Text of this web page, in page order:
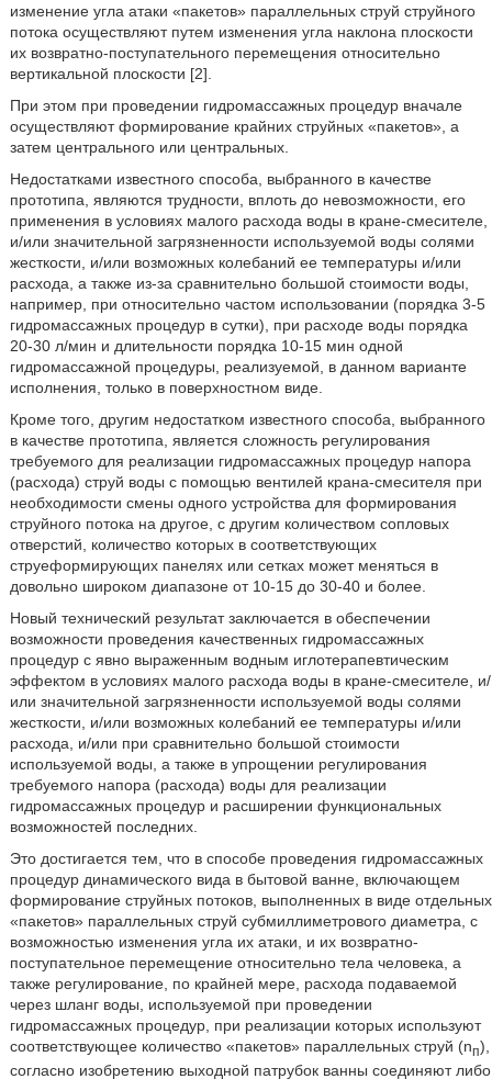
изменение угла атаки «пакетов» параллельных струй струйного
потока осуществляют путем изменения угла наклона плоскости
их возвратно-поступательного перемещения относительно
вертикальной плоскости [2].
При этом при проведении гидромассажных процедур вначале
осуществляют формирование крайних струйных «пакетов», а
затем центрального или центральных.
Недостатками известного способа, выбранного в качестве
прототипа, являются трудности, вплоть до невозможности, его
применения в условиях малого расхода воды в кране-смесителе,
и/или значительной загрязненности используемой воды солями
жесткости, и/или возможных колебаний ее температуры и/или
расхода, а также из-за сравнительно большой стоимости воды,
например, при относительно частом использовании (порядка 3-5
гидромассажных процедур в сутки), при расходе воды порядка
20-30 л/мин и длительности порядка 10-15 мин одной
гидромассажной процедуры, реализуемой, в данном варианте
исполнения, только в поверхностном виде.
Кроме того, другим недостатком известного способа, выбранного
в качестве прототипа, является сложность регулирования
требуемого для реализации гидромассажных процедур напора
(расхода) струй воды с помощью вентилей крана-смесителя при
необходимости смены одного устройства для формирования
струйного потока на другое, с другим количеством сопловых
отверстий, количество которых в соответствующих
струеформирующих панелях или сетках может меняться в
довольно широком диапазоне от 10-15 до 30-40 и более.
Новый технический результат заключается в обеспечении
возможности проведения качественных гидромассажных
процедур с явно выраженным водным иглотерапевтическим
эффектом в условиях малого расхода воды в кране-смесителе, и/
или значительной загрязненности используемой воды солями
жесткости, и/или возможных колебаний ее температуры и/или
расхода, и/или при сравнительно большой стоимости
используемой воды, а также в упрощении регулирования
требуемого напора (расхода) воды для реализации
гидромассажных процедур и расширении функциональных
возможностей последних.
Это достигается тем, что в способе проведения гидромассажных
процедур динамического вида в бытовой ванне, включающем
формирование струйных потоков, выполненных в виде отдельных
«пакетов» параллельных струй субмиллиметрового диаметра, с
возможностью изменения угла их атаки, и их возвратно-
поступательное перемещение относительно тела человека, а
также регулирование, по крайней мере, расхода подаваемой
через шланг воды, используемой при проведении
гидромассажных процедур, при реализации которых используют
соответствующее количество «пакетов» параллельных струй (nп),
согласно изобретению выходной патрубок ванны соединяют либо